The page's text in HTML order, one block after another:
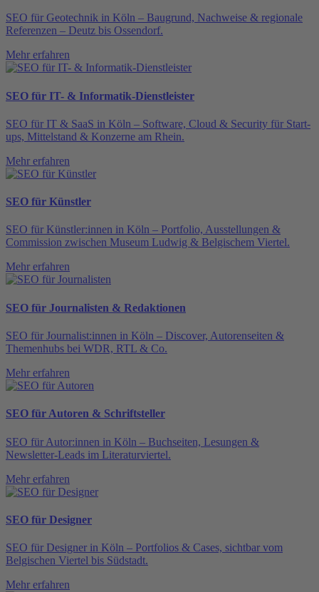
SEO für Geotechnik in Köln – Baugrund, Nachweise & regionale
Referenzen – Deutz bis Ossendorf.
Mehr erfahren
SEO für IT- & Informatik-Dienstleister
SEO für IT & SaaS in Köln – Software, Cloud & Security für Start-
ups, Mittelstand & Konzerne am Rhein.
Mehr erfahren
SEO für Künstler
SEO für Künstler:innen in Köln – Portfolio, Ausstellungen &
Commission zwischen Museum Ludwig & Belgischem Viertel.
Mehr erfahren
SEO für Journalisten & Redaktionen
SEO für Journalist:innen in Köln – Discover, Autorenseiten &
Themenhubs bei WDR, RTL & Co.
Mehr erfahren
SEO für Autoren & Schriftsteller
SEO für Autor:innen in Köln – Buchseiten, Lesungen &
Newsletter-Leads im Literaturviertel.
Mehr erfahren
SEO für Designer
SEO für Designer in Köln – Portfolios & Cases, sichtbar vom
Belgischen Viertel bis Südstadt.
Mehr erfahren